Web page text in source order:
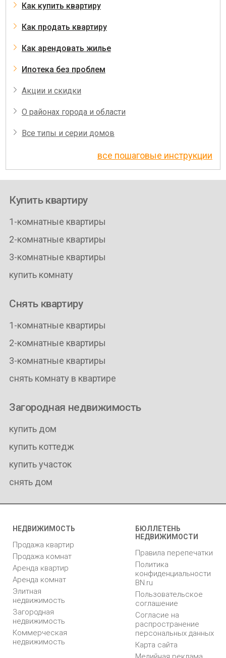
Как купить квартиру
Как продать квартиру
Как арендовать жилье
Ипотека без проблем
Акции и скидки
О районах города и области
Все типы и серии домов
все пошаговые инструкции
Купить квартиру
1-комнатные квартиры
2-комнатные квартиры
3-комнатные квартиры
купить комнату
Снять квартиру
1-комнатные квартиры
2-комнатные квартиры
3-комнатные квартиры
снять комнату в квартире
Загородная недвижимость
купить дом
купить коттедж
купить участок
снять дом
НЕДВИЖИМОСТЬ
Продажа квартир
Продажа комнат
Аренда квартир
Аренда комнат
Элитная
недвижимость
Загородная
недвижимость
Коммерческая
недвижимость
БЮЛЛЕТЕНЬ
НЕДВИЖИМОСТИ
Правила перепечатки
Политика
конфиденциальности
BN.ru
Пользовательское
соглашение
Согласие на
распространение
персональных данных
Карта сайта